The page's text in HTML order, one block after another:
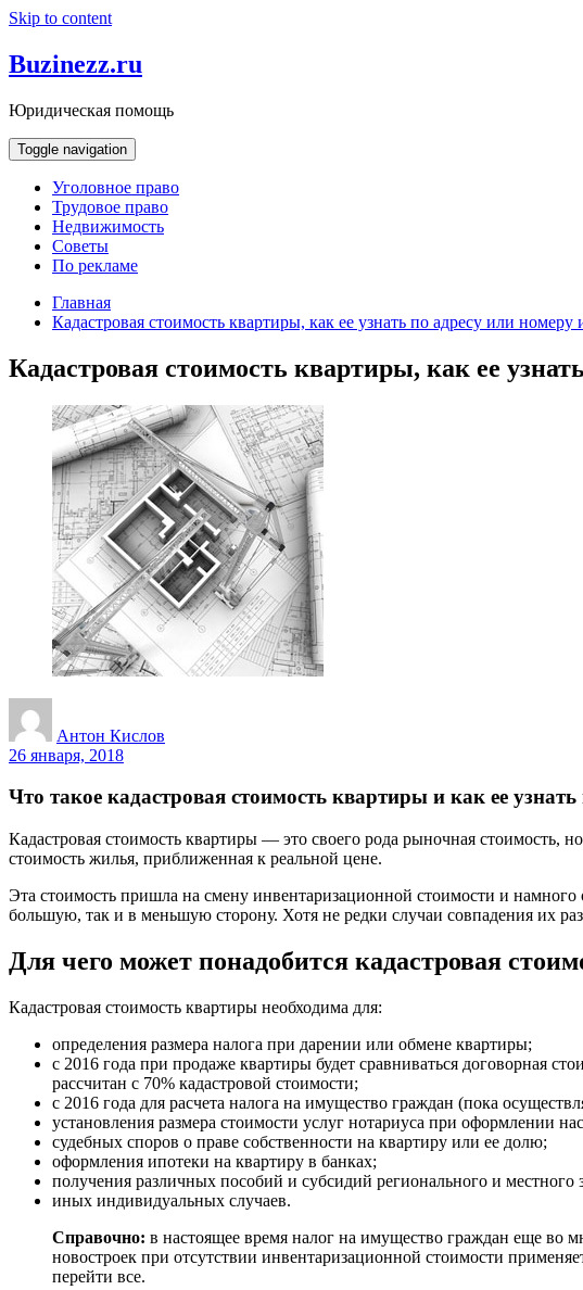
Skip to content
Buzinezz.ru
Юридическая помощь
Toggle navigation
Уголовное право
Трудовое право
Недвижимость
Советы
По рекламе
Главная
Кадастровая стоимость квартиры, как ее узнать по адресу или номеру
Кадастровая стоимость квартиры, как ее
Антон Кислов
26 января, 2018
Что такое кадастровая стоимость квартиры и как ее
Кадастровая стоимость квартиры — это своего рода рыночная стоимость,
стоимость жилья, приближенная к реальной цене.
Эта стоимость пришла на смену инвентаризационной стоимости и намного
большую, так и в меньшую сторону. Хотя не редки случаи совпадения их
Для чего может понадобится кадастровая
Кадастровая стоимость квартиры необходима для:
определения размера налога при дарении или обмене квартиры;
с 2016 года при продаже квартиры будет сравниваться договорная
рассчитан с 70% кадастровой стоимости;
с 2016 года для расчета налога на имущество граждан (пока
установления размера стоимости услуг нотариуса при оформлении
судебных споров о праве собственности на квартиру или ее долю;
оформления ипотеки на квартиру в банках;
получения различных пособий и субсидий регионального и местного
иных индивидуальных случаев.
Справочно: в настоящее время налог на имущество граждан еще во
новостроек при отсутствии инвентаризационной стоимости
перейти все.